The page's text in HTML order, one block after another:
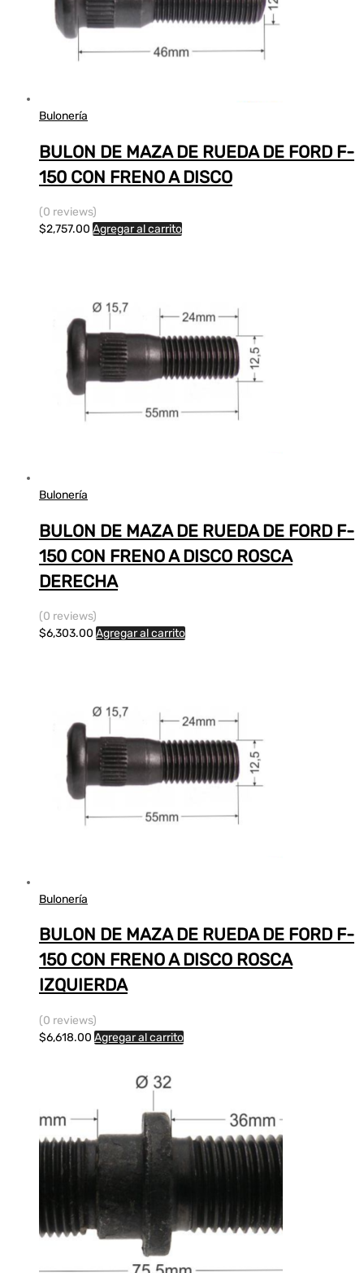
Bulonería
BULON DE MAZA DE RUEDA DE FORD F-
150 CON FRENO A DISCO
(0 reviews)
$2,757.00 Agregar al carrito
Bulonería
BULON DE MAZA DE RUEDA DE FORD F-
150 CON FRENO A DISCO ROSCA
DERECHA
(0 reviews)
$6,303.00 Agregar al carrito
Bulonería
BULON DE MAZA DE RUEDA DE FORD F-
150 CON FRENO A DISCO ROSCA
IZQUIERDA
(0 reviews)
$6,618.00 Agregar al carrito